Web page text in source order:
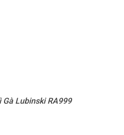
Gà Lubinski RA999